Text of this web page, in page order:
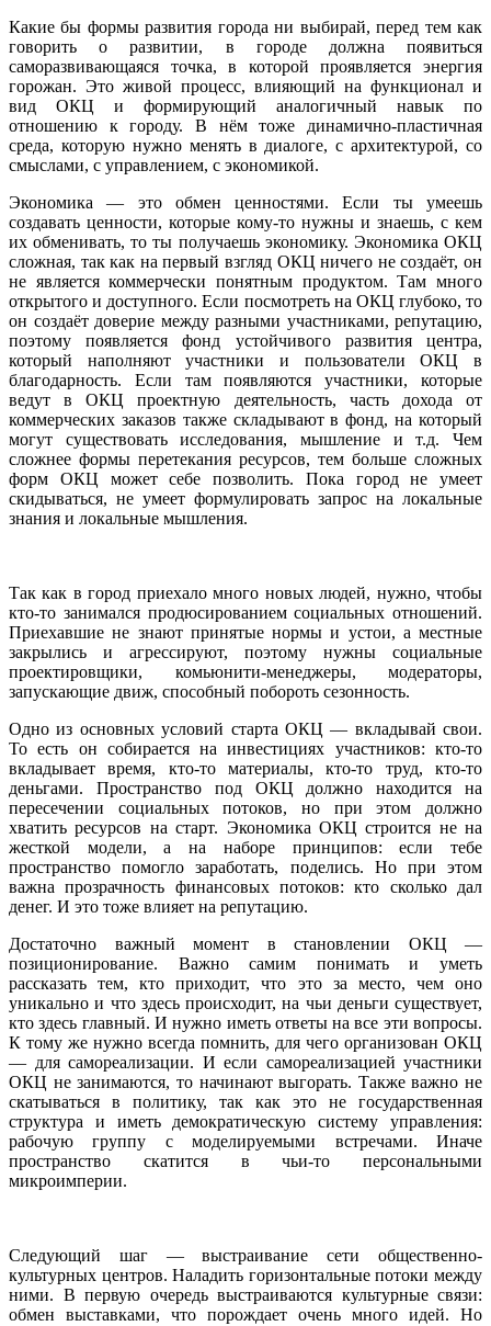
Какие бы формы развития города ни выбирай, перед тем как
говорить о развитии, в городе должна появиться
саморазвивающаяся точка, в которой проявляется энергия
горожан. Это живой процесс, влияющий на функционал и
вид ОКЦ и формирующий аналогичный навык по
отношению к городу. В нём тоже динамично-пластичная
среда, которую нужно менять в диалоге, с архитектурой, со
смыслами, с управлением, с экономикой.
Экономика — это обмен ценностями. Если ты умеешь
создавать ценности, которые кому-то нужны и знаешь, с кем
их обменивать, то ты получаешь экономику. Экономика ОКЦ
сложная, так как на первый взгляд ОКЦ ничего не создаёт, он
не является коммерчески понятным продуктом. Там много
открытого и доступного. Если посмотреть на ОКЦ глубоко, то
он создаёт доверие между разными участниками, репутацию,
поэтому появляется фонд устойчивого развития центра,
который наполняют участники и пользователи ОКЦ в
благодарность. Если там появляются участники, которые
ведут в ОКЦ проектную деятельность, часть дохода от
коммерческих заказов также складывают в фонд, на который
могут существовать исследования, мышление и т.д. Чем
сложнее формы перетекания ресурсов, тем больше сложных
форм ОКЦ может себе позволить. Пока город не умеет
скидываться, не умеет формулировать запрос на локальные
знания и локальные мышления.
Так как в город приехало много новых людей, нужно, чтобы
кто-то занимался продюсированием социальных отношений.
Приехавшие не знают принятые нормы и устои, а местные
закрылись и агрессируют, поэтому нужны социальные
проектировщики, комьюнити-менеджеры, модераторы,
запускающие движ, способный побороть сезонность.
Одно из основных условий старта ОКЦ — вкладывай свои.
То есть он собирается на инвестициях участников: кто-то
вкладывает время, кто-то материалы, кто-то труд, кто-то
деньгами. Пространство под ОКЦ должно находится на
пересечении социальных потоков, но при этом должно
хватить ресурсов на старт. Экономика ОКЦ строится не на
жесткой модели, а на наборе принципов: если тебе
пространство помогло заработать, поделись. Но при этом
важна прозрачность финансовых потоков: кто сколько дал
денег. И это тоже влияет на репутацию.
Достаточно важный момент в становлении ОКЦ —
позиционирование. Важно самим понимать и уметь
рассказать тем, кто приходит, что это за место, чем оно
уникально и что здесь происходит, на чьи деньги существует,
кто здесь главный. И нужно иметь ответы на все эти вопросы.
К тому же нужно всегда помнить, для чего организован ОКЦ
— для самореализации. И если самореализацией участники
ОКЦ не занимаются, то начинают выгорать. Также важно не
скатываться в политику, так как это не государственная
структура и иметь демократическую систему управления:
рабочую группу с моделируемыми встречами. Иначе
пространство скатится в чьи-то персональными
микроимперии.
Следующий шаг — выстраивание сети общественно-
культурных центров. Наладить горизонтальные потоки между
ними. В первую очередь выстраиваются культурные связи:
обмен выставками, что порождает очень много идей. Но